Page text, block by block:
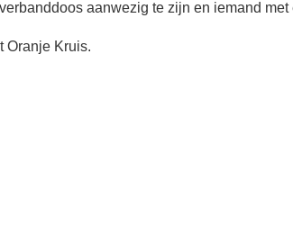
aanwezig te zijn en iemand
Oranje Kruis.